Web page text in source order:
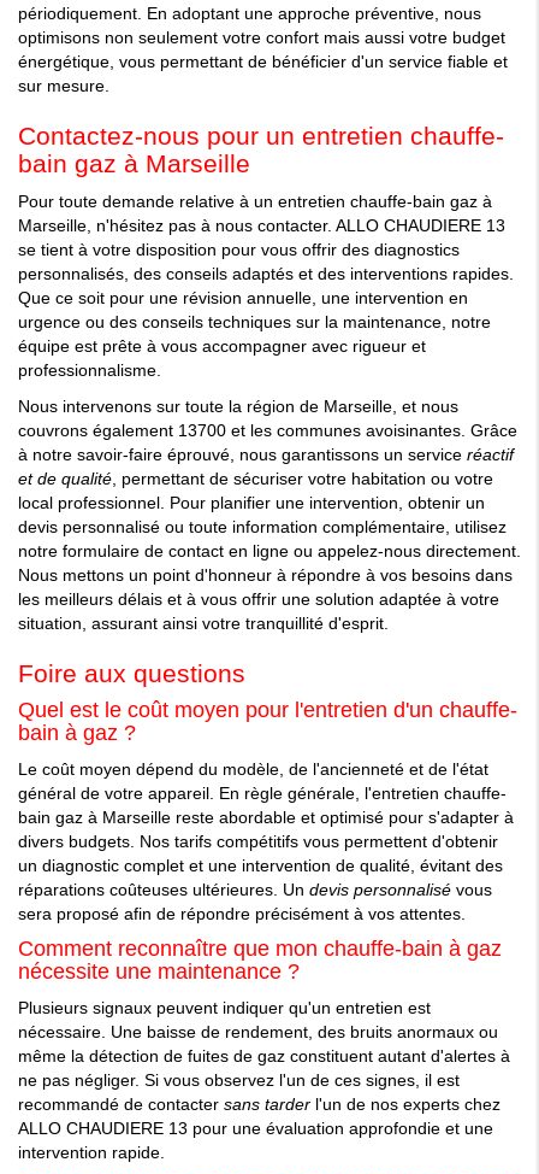
périodiquement. En adoptant une approche préventive, nous
optimisons non seulement votre confort mais aussi votre budget
énergétique, vous permettant de bénéficier d'un service fiable et
sur mesure.
Contactez-nous pour un entretien chauffe-
bain gaz à Marseille
Pour toute demande relative à un entretien chauffe-bain gaz à
Marseille, n'hésitez pas à nous contacter. ALLO CHAUDIERE 13
se tient à votre disposition pour vous offrir des diagnostics
personnalisés, des conseils adaptés et des interventions rapides.
Que ce soit pour une révision annuelle, une intervention en
urgence ou des conseils techniques sur la maintenance, notre
équipe est prête à vous accompagner avec rigueur et
professionnalisme.
Nous intervenons sur toute la région de Marseille, et nous
couvrons également 13700 et les communes avoisinantes. Grâce
à notre savoir-faire éprouvé, nous garantissons un service réactif
et de qualité , permettant de sécuriser votre habitation ou votre
local professionnel. Pour planifier une intervention, obtenir un
devis personnalisé ou toute information complémentaire, utilisez
notre formulaire de contact en ligne ou appelez-nous directement.
Nous mettons un point d'honneur à répondre à vos besoins dans
les meilleurs délais et à vous offrir une solution adaptée à votre
situation, assurant ainsi votre tranquillité d'esprit.
Foire aux questions
Quel est le coût moyen pour l'entretien d'un chauffe-
bain à gaz ?
Le coût moyen dépend du modèle, de l'ancienneté et de l'état
général de votre appareil. En règle générale, l'entretien chauffe-
bain gaz à Marseille reste abordable et optimisé pour s'adapter à
divers budgets. Nos tarifs compétitifs vous permettent d'obtenir
un diagnostic complet et une intervention de qualité, évitant des
réparations coûteuses ultérieures. Un devis personnalisé vous
sera proposé afin de répondre précisément à vos attentes.
Comment reconnaître que mon chauffe-bain à gaz
nécessite une maintenance ?
Plusieurs signaux peuvent indiquer qu'un entretien est
nécessaire. Une baisse de rendement, des bruits anormaux ou
même la détection de fuites de gaz constituent autant d'alertes à
ne pas négliger. Si vous observez l'un de ces signes, il est
recommandé de contacter sans tarder l'un de nos experts chez
ALLO CHAUDIERE 13 pour une évaluation approfondie et une
intervention rapide.